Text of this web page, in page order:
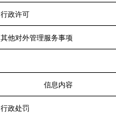
行政许可
其他对外管理服务事项
信息内容
行政处罚